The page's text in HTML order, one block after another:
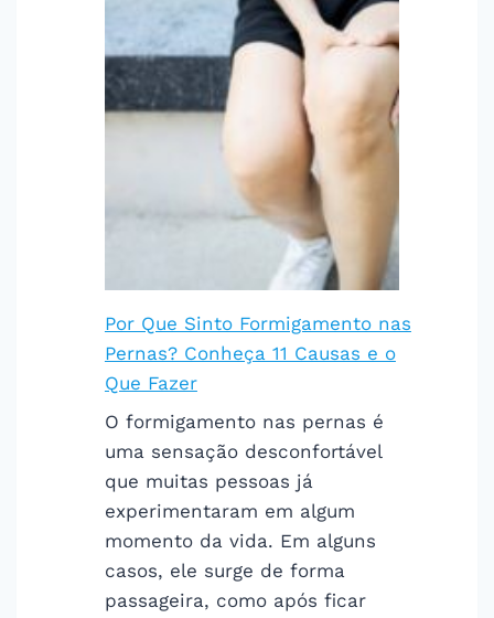
Por Que Sinto Formigamento nas
Pernas? Conheça 11 Causas e o
Que Fazer
O formigamento nas pernas é
uma sensação desconfortável
que muitas pessoas já
experimentaram em algum
momento da vida. Em alguns
casos, ele surge de forma
passageira, como após ficar